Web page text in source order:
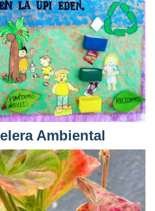
Ambiental